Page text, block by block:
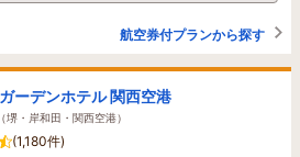
航空券付プランから探す
ーデンホテル 関西空港
・岸和田・関西空港）
(1,180件)